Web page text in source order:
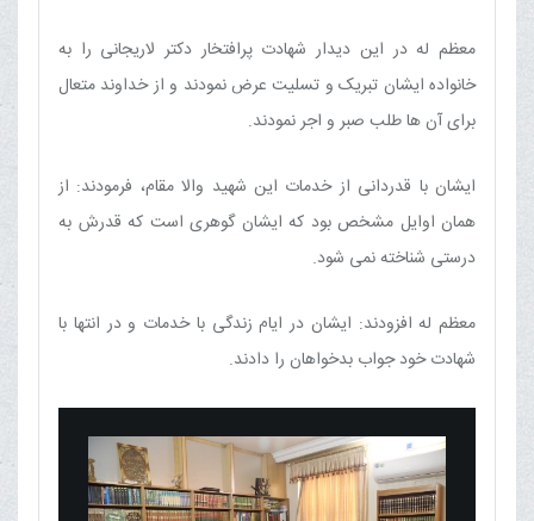
معظم له در این دیدار شهادت پرافتخار دکتر لاریجانی را به
خانواده ایشان تبریک و تسلیت عرض نمودند و از خداوند متعال
برای آن ها طلب صبر و اجر نمودند.
ایشان با قدردانی از خدمات این شهید والا مقام، فرمودند: از
همان اوایل مشخص بود که ایشان گوهری است که قدرش به
درستی شناخته نمی شود.
معظم له افزودند: ایشان در ایام زندگی با خدمات و در انتها با
شهادت خود جواب بدخواهان را دادند.